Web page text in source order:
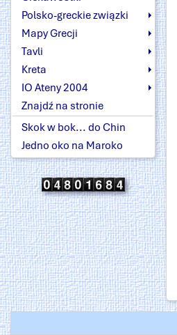
Polsko-greckie związki
Mapy Grecji
Tavli
Kreta
IO Ateny 2004
Znajdź na stronie
Skok w bok... do Chin
Jedno oko na Maroko